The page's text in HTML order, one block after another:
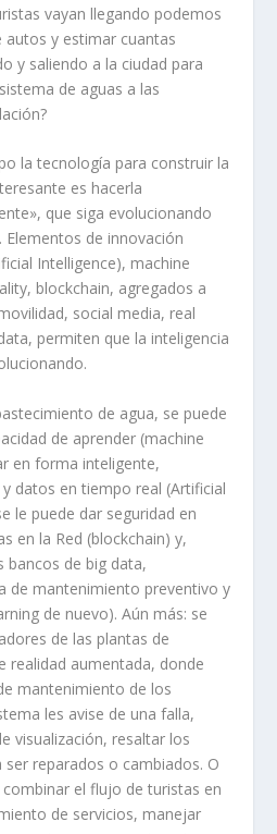
vayan llegando podemos
y estimar cuantas
y saliendo a la ciudad para
de aguas a las
la tecnología para construir la
es hacerla
que siga evolucionando
de innovación
Intelligence), machine
blockchain, agregados a
social media, real
permiten que la inteligencia
de agua, se puede
de aprender (machine
en forma inteligente,
datos en tiempo real (Artificial
le puede dar seguridad en
en la Red (blockchain) y,
bancos de big data,
de mantenimiento preventivo y
de nuevo). Aún más: se
de las plantas de
realidad aumentada, donde
mantenimiento de los
les avise de una falla,
visualización, resaltar los
reparados o cambiados. O
el flujo de turistas en
de servicios, manejar